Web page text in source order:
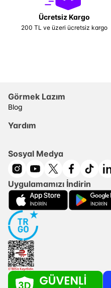
Ücretsiz Kargo
200 TL ve üzeri ücretsiz kargo
Görmek Lazım
Blog
Yardım
Sosyal Medya
Uygulamamızı İndirin